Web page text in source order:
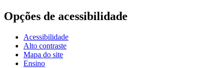
Acesso à informação
Opções de acessibilidade
Acessibilidade
Alto contraste
Mapa do site
Ensino